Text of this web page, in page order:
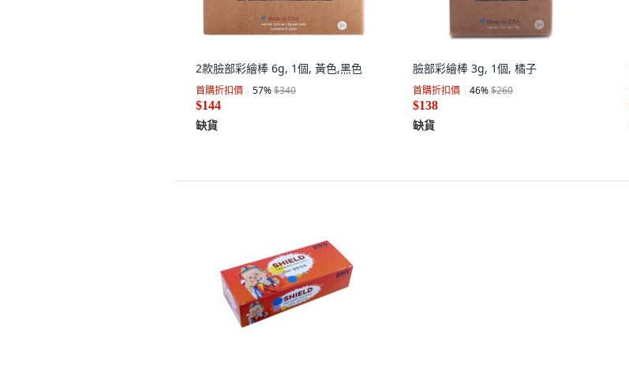
2款臉部彩繪棒 6g, 1個, 黃色,黑色
首購折扣價 57%$340
$144
缺貨
臉部彩繪棒 3g, 1個, 橘子
首購折扣價 46%$260
$138
缺貨